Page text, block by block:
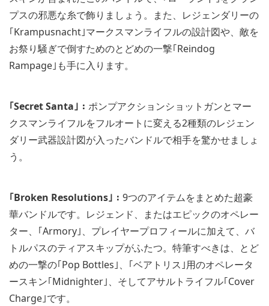
プスの邪悪な糸で飾りましょう。また、レジェンダリーの
｢Krampusnacht｣マークスマンライフルの設計図や、敵を
お祭り騒ぎで倒すためのとどめの一撃｢Reindog
Rampage｣も手に入ります。
｢Secret Santa｣： ポンプアクションショットガンとマー
クスマンライフルをフルオートに変える2種類のレジェン
ダリー武器設計図が入ったバンドルで相手を驚かせましょ
う。
｢Broken Resolutions｣： 9つのアイテムをまとめた超豪
華バンドルです。レジェンド、またはエピックのオペレー
ター、｢Armory｣、プレイヤープロフィールに加えて、バ
トルパスのティアスキップがふたつ。特筆すべきは、とど
めの一撃の｢Pop Bottles｣、｢ベアトリス｣用のオペレータ
ースキン｢Midnighter｣、そしてアサルトライフル｢Cover
Charge｣です。